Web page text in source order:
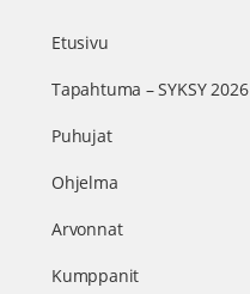
Etusivu
Tapahtuma – SYKSY 2026
Puhujat
Ohjelma
Arvonnat
Kumppanit